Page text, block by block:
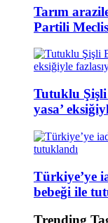
Tarım
Partili
Tutuklu Şişli
yasa’
Türkiye’ye
bebeği ile